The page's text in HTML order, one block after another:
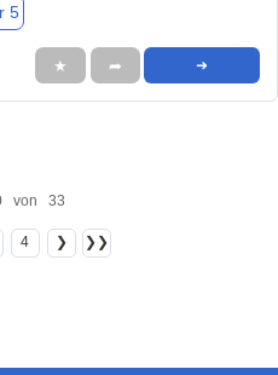
5
★ ➦ ➜
von 33
4 ❯ ❯❯